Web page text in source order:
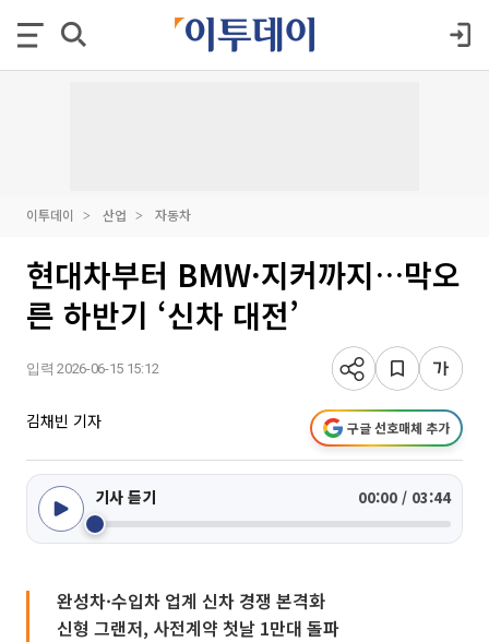
이투데이 산업 자동차
현대차부터 BMW·지커까지…막오
른 하반기 ‘신차 대전’
입력 2026-06-15 15:12
김채빈 기자 구글 선호매체 추가
기사 듣기 00:00 / 03:44
완성차·수입차 업계 신차 경쟁 본격화
신형 그랜저, 사전계약 첫날 1만대 돌파